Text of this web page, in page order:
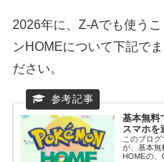
2026年に、Z-Aでも使う
ンHOMEについて下記で
ださい。
基本無料
スマホを
このブロ
が、基本無
HOMEの、